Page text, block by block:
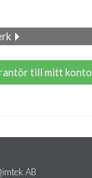
till mitt konto
AB